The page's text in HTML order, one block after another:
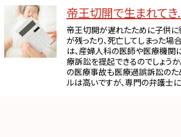
帝王切開で生まれてき
帝王切開が遅れたために子供
が残ったり、死亡してしまった場
は、産婦人科の医師や医療機関
療訴訟を提起できるのでしょうか
の医療事故も医療過誤訴訟のた
ルは高いですが、専門の弁護士